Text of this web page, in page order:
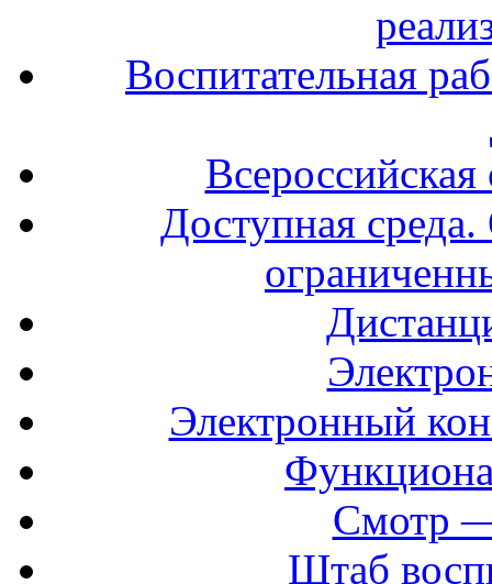
Воспитательная
Доступная
Электронный
Смотр
Штаб